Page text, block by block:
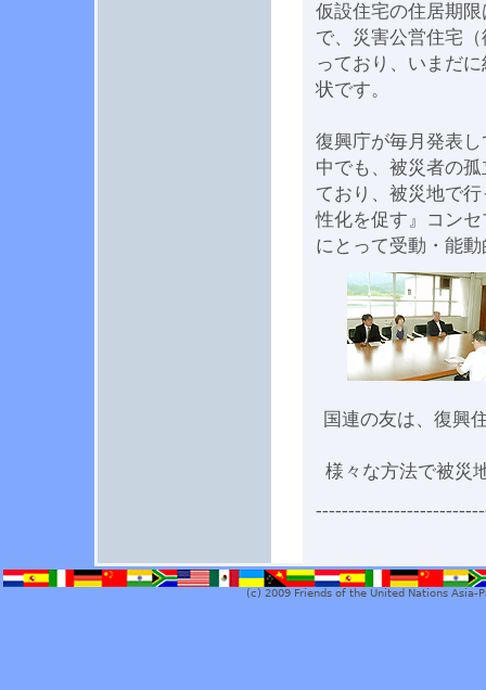
仮設住宅の住居期
で、災害公営住宅
っており、いまだ
状です。
復興庁が毎月発表
中でも、被災者の
ており、被災地で
性化を促す』コン
にとって受動・能
国連の友は、復興
様々な方法で被災
(c) 2009 Friends of the United Nations Asia-